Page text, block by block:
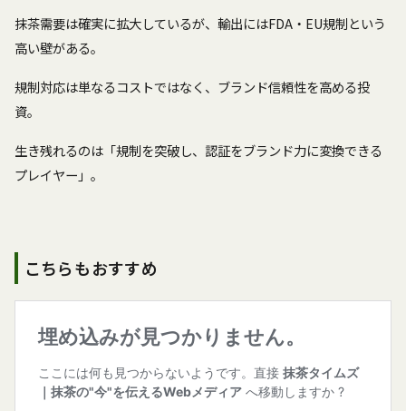
抹茶需要は確実に拡大しているが、輸出にはFDA・EU規制という
高い壁がある。
規制対応は単なるコストではなく、ブランド信頼性を高める投
資。
生き残れるのは「規制を突破し、認証をブランド力に変換できる
プレイヤー」。
こちらもおすすめ